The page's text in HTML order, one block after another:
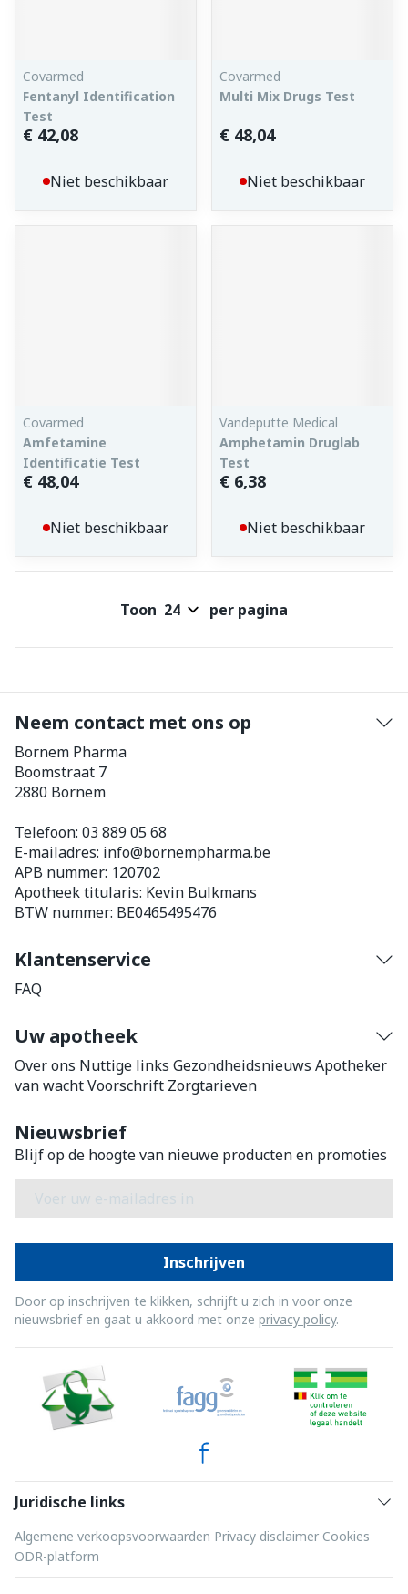
Covarmed
Fentanyl Identification
Test
€ 42,08
Niet beschikbaar
Covarmed
Multi Mix Drugs Test
€ 48,04
Niet beschikbaar
Covarmed
Amfetamine
Identificatie Test
€ 48,04
Niet beschikbaar
Vandeputte Medical
Amphetamin Druglab
Test
€ 6,38
Niet beschikbaar
Toon per pagina
Neem contact met ons op
Bornem Pharma
Boomstraat 7
2880 Bornem
Telefoon: 03 889 05 68
E-mailadres: info@bornempharma.be
APB nummer: 120702
Apotheek titularis: Kevin Bulkmans
BTW nummer: BE0465495476
Klantenservice
FAQ
Uw apotheek
Over ons Nuttige links Gezondheidsnieuws Apotheker
van wachtVoorschrift Zorgtarieven
Nieuwsbrief
Blijf op de hoogte van nieuwe producten en promoties
Inschrijven
Door op inschrijven te klikken, schrijft u zich in voor onze
nieuwsbrief en gaat u akkoord met onze privacy policy.
Juridische links
Algemene verkoopsvoorwaarden Privacy disclaimer Cookies
ODR-platform